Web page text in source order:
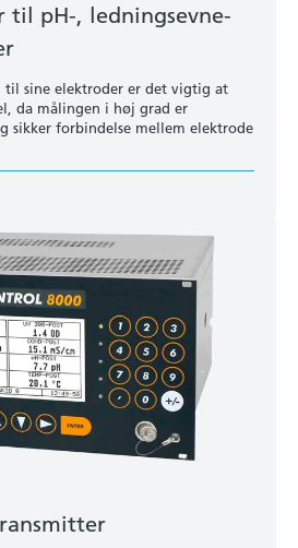
til pH-, ledningsevne-
til sine elektroder er det vigtig at
da målingen i høj grad er
sikker forbindelse mellem elektrode